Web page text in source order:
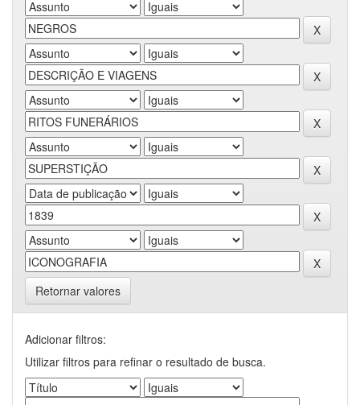
Retornar valores
Adicionar filtros:
Utilizar filtros para refinar o resultado de busca.